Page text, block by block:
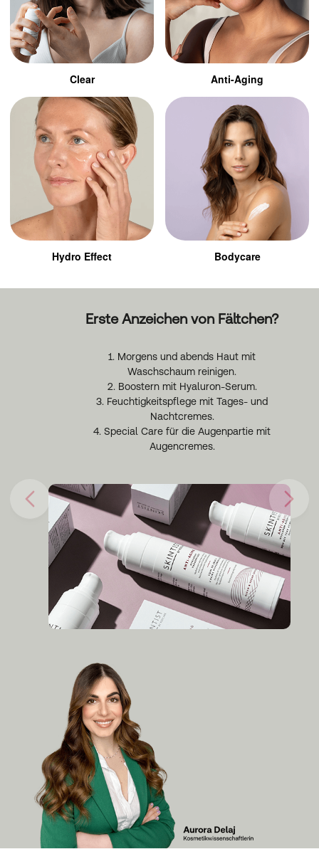
Clear Anti-Aging
Hydro Effect Bodycare
Erste Anzeichen von Fältchen?
1. Morgens und abends Haut mit
Waschschaum reinigen.
2. Boostern mit Hyaluron-Serum.
3. Feuchtigkeitspflege mit Tages- und
Nachtcremes.
4. Special Care für die Augenpartie mit
Augencremes.